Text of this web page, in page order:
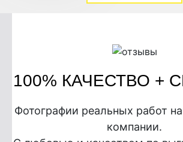
100% КАЧЕСТВО +
Фотографии реальных работ
компании.